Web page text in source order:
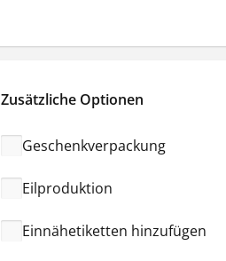
Zusätzliche Optionen
Geschenkverpackung
Eilproduktion
Einnähetiketten hinzufügen